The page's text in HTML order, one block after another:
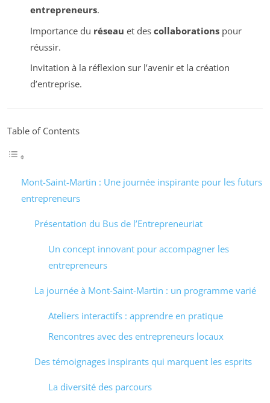
entrepreneurs.
Importance du réseau et des collaborationspour
réussir.
Invitation à la réflexion sur l’avenir et la création
d’entreprise.
Table of Contents
Mont-Saint-Martin : Une journée inspirante pour les futurs
entrepreneurs
Présentation du Bus de l’Entrepreneuriat
Un concept innovant pour accompagner les
entrepreneurs
La journée à Mont-Saint-Martin : un programme varié
Ateliers interactifs : apprendre en pratique
Rencontres avec des entrepreneurs locaux
Des témoignages inspirants qui marquent les esprits
La diversité des parcours